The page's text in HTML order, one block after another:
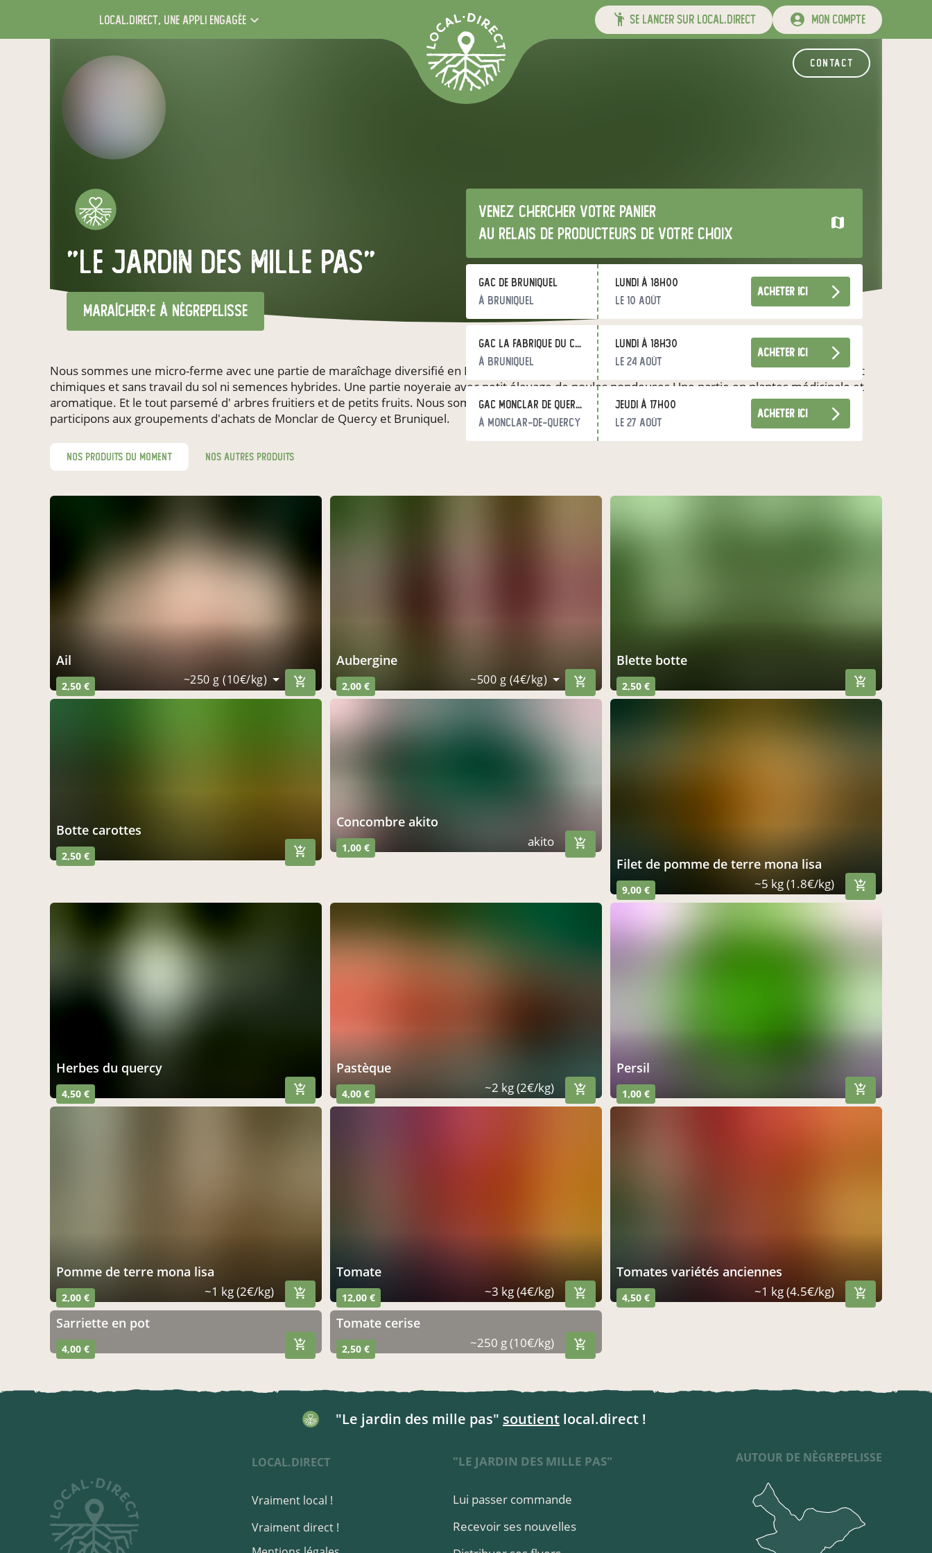
local.direct, une appli engagée se lancer sur local.direct mon compte
contact
"Le jardin des mille pas"
maraîcher·e à Nègrepelisse
Venez chercher votre panier
au relais de producteurs de votre choix
GAC de Bruniquel
à Bruniquel
lundi à 18h00
le 10 août
acheter ici
GAC LA FABRIQUE DU COIN
à Bruniquel
lundi à 18h30
le 24 août
acheter ici
GAC Monclar de Quercy
à Monclar-de-Quercy
jeudi à 17h00
le 27 août
acheter ici
Nous sommes une micro-ferme avec une partie de maraîchage diversifié en MSV (maraîchage sur sol vivant) culture naturelle sans pesticides ni produit
chimiques et sans travail du sol ni semences hybrides. Une partie noyeraie avec petit élevage de poules pondeuses Une partie en plantes médicinale et
aromatique. Et le tout parsemé d' arbres fruitiers et de petits fruits. Nous sommes présents sur le marché de Négrepelisse et Montricoux. Nous
participons aux groupements d'achats de Monclar de Quercy et Bruniquel.
nos produits du moment nos autres produits
ail
2,50 € ~250 g (10€/kg)
aubergine
2,00 € ~500 g (4€/kg)
blette botte
2,50 €
botte carottes
2,50 €
concombre akito
1,00 € akito
filet de pomme de terre mona lisa
9,00 € ~5 kg (1.8€/kg)
herbes du quercy
4,50 €
pastèque
4,00 € ~2 kg (2€/kg)
persil
1,00 €
pomme de terre mona lisa
2,00 € ~1 kg (2€/kg)
tomate
12,00 € ~3 kg (4€/kg)
tomates variétés anciennes
4,50 € ~1 kg (4.5€/kg)
sarriette en pot
4,00 €
tomate cerise
2,50 € ~250 g (10€/kg)
"Le jardin des mille pas" soutient local.direct !
LOCAL.DIRECT
Vraiment local !
Vraiment direct !
"LE JARDIN DES MILLE PAS"
Lui passer commande
Recevoir ses nouvelles
AUTOUR DE NÈGREPELISSE